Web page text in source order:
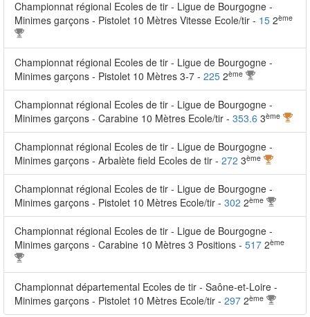
Championnat régional Ecoles de tir - Ligue de Bourgogne -
Minimes garçons - Pistolet 10 Mètres Vitesse Ecole/tir - 15 2ème
Championnat régional Ecoles de tir - Ligue de Bourgogne -
Minimes garçons - Pistolet 10 Mètres 3-7 - 225 2ème
Championnat régional Ecoles de tir - Ligue de Bourgogne -
Minimes garçons - Carabine 10 Mètres Ecole/tir - 353.6 3ème
Championnat régional Ecoles de tir - Ligue de Bourgogne -
Minimes garçons - Arbalète field Ecoles de tir - 272 3ème
Championnat régional Ecoles de tir - Ligue de Bourgogne -
Minimes garçons - Pistolet 10 Mètres Ecole/tir - 302 2ème
Championnat régional Ecoles de tir - Ligue de Bourgogne -
Minimes garçons - Carabine 10 Mètres 3 Positions - 517 2ème
Championnat départemental Ecoles de tir - Saône-et-Loire -
Minimes garçons - Pistolet 10 Mètres Ecole/tir - 297 2ème